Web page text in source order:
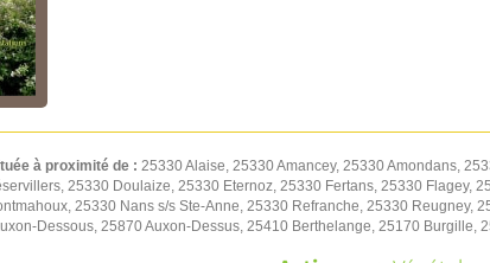
à proximité de : 25330 Alaise, 25330 Amancey, 25330 Amondans,
25330 Doulaize, 25330 Eternoz, 25330 Fertans, 25330 Flagey,
25330 Nans s/s Ste-Anne, 25330 Refranche, 25330 Reugney,
Dessous, 25870 Auxon-Dessus, 25410 Berthelange, 25170 Burgille,